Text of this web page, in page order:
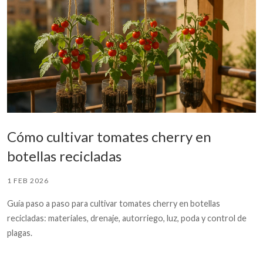
Cómo cultivar tomates cherry en
botellas recicladas
1 FEB 2026
Guía paso a paso para cultivar tomates cherry en botellas
recicladas: materiales, drenaje, autorriego, luz, poda y control de
plagas.